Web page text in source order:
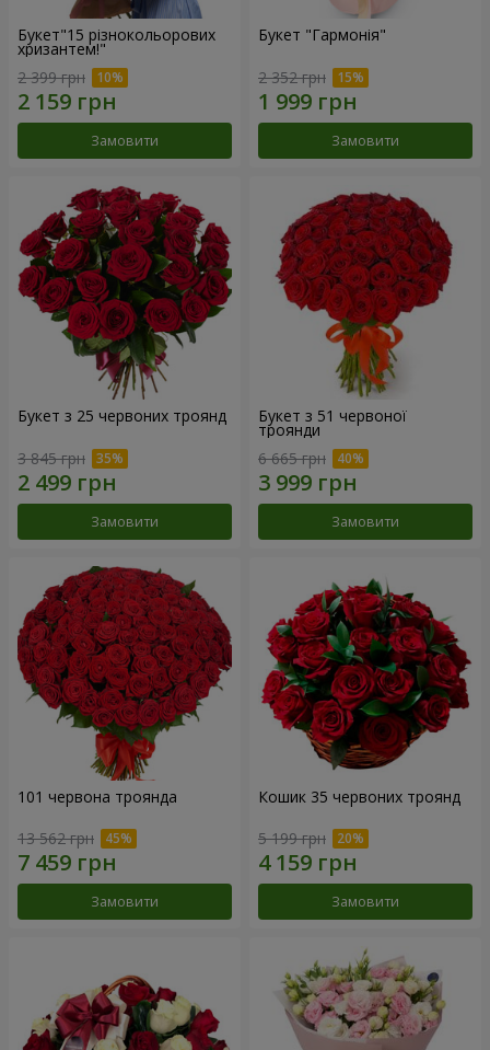
Букет"15 різнокольорових
хризантем!"
2 399 грн
Замовити
Букет "Гармонія"
2 352 грн
Замовити
Букет з 25 червоних троянд
3 845 грн
Замовити
Букет з 51 червоної
троянди
6 665 грн
Замовити
101 червона троянда
13 562 грн
Замовити
Кошик 35 червоних троянд
5 199 грн
Замовити